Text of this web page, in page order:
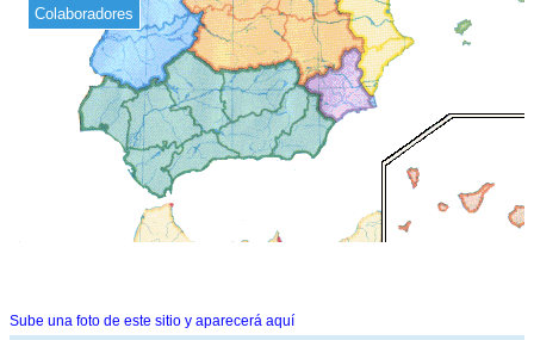
Colaboradores
Sube una foto de este sitio y aparecerá aquí